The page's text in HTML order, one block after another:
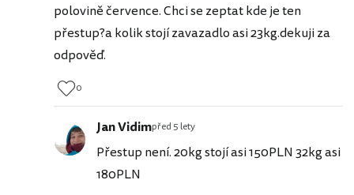
polovině července. Chci se zeptat kde je ten
přestup?a kolik stojí zavazadlo asi 23kg.dekuji za
odpověď.
0
Jan Vidimpřed 5 lety
Přestup není. 20kg stojí asi 150PLN 32kg asi
180PLN